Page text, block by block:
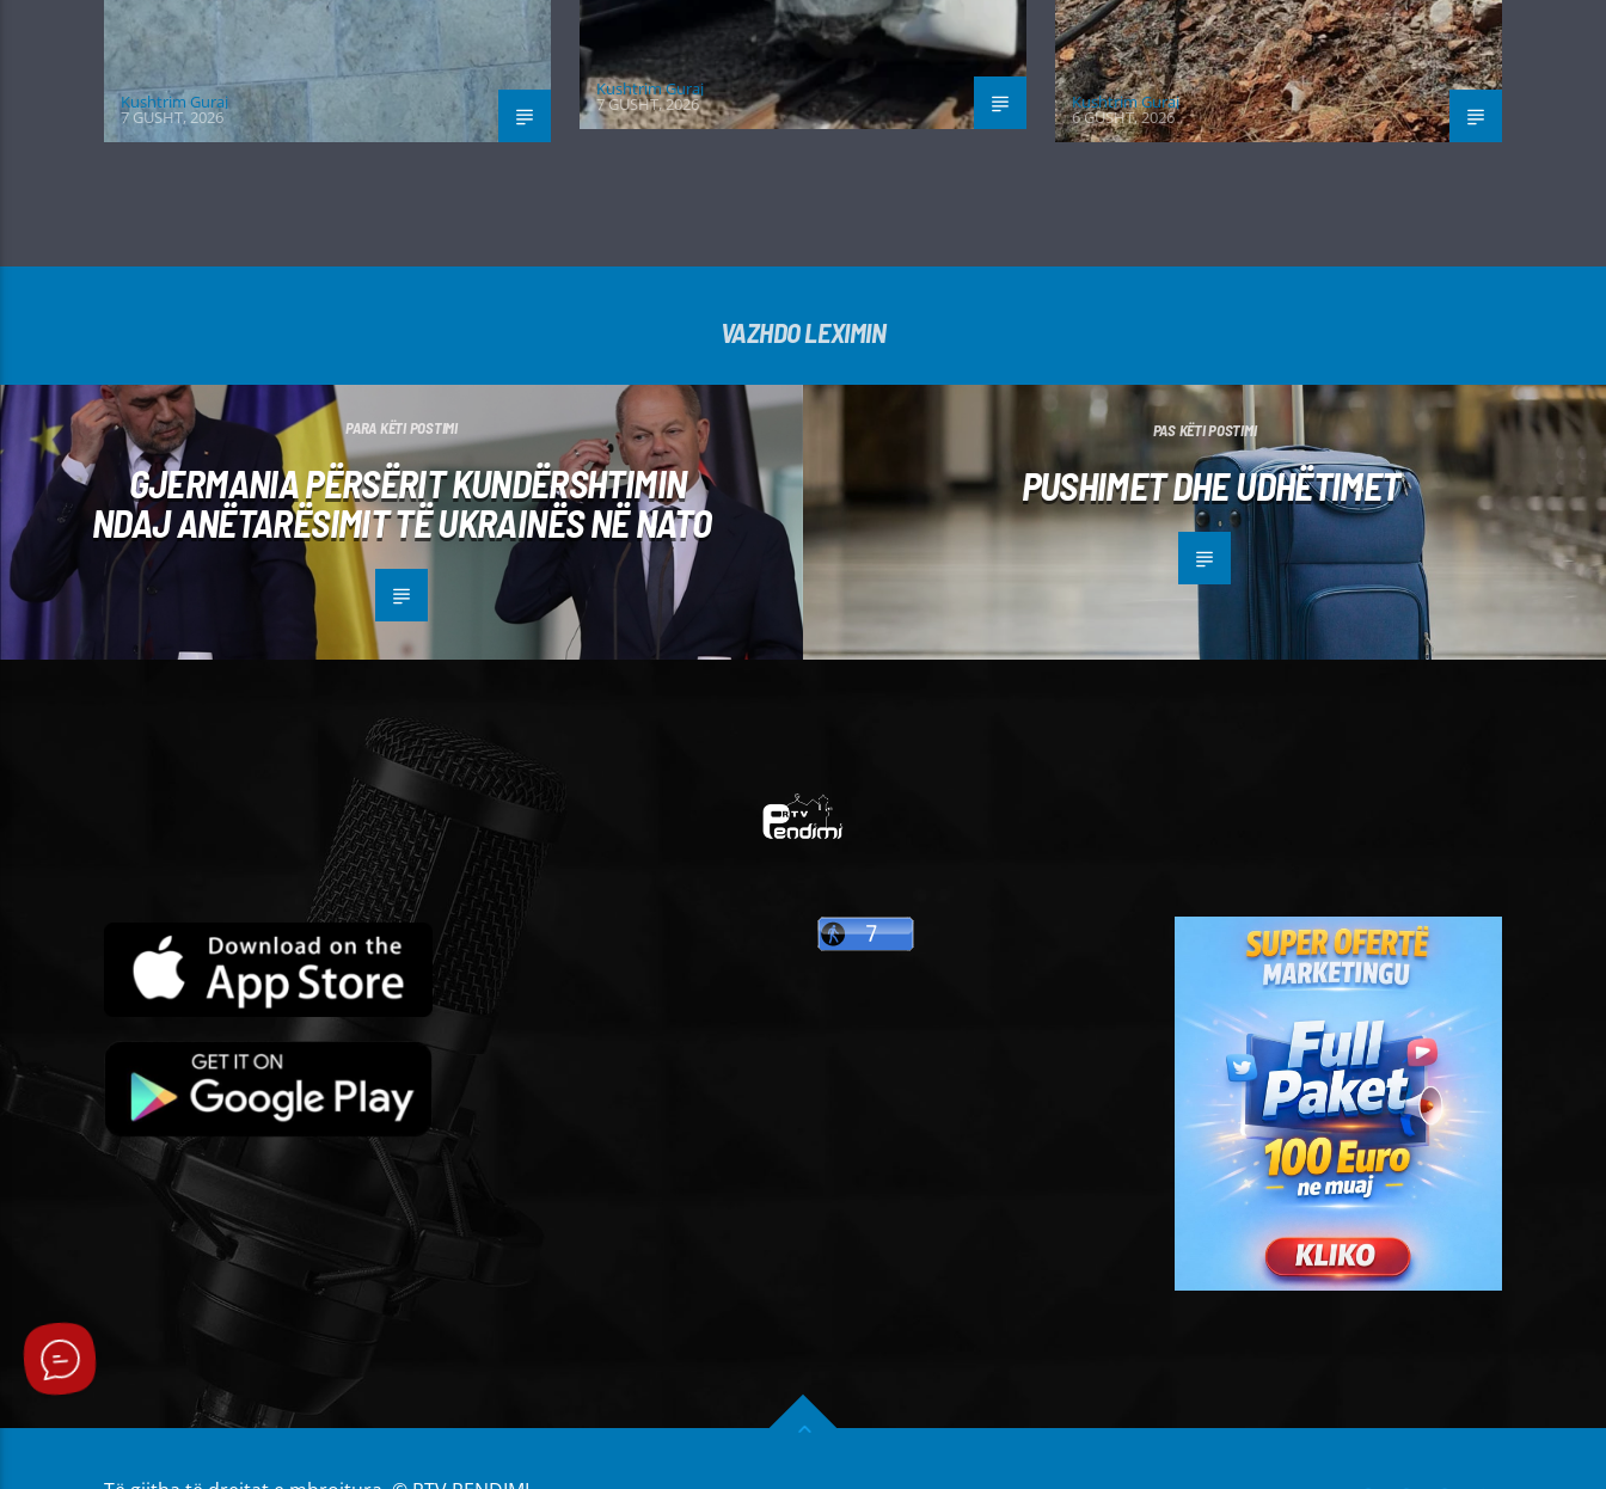
Kushtrim Guraj
7 GUSHT, 2026
Kushtrim Guraj
7 GUSHT, 2026 Kushtrim Guraj
6 GUSHT, 2026
VAZHDO LEXIMIN
PARA KËTI POSTIMI
GJERMANIA PËRSËRIT KUNDËRSHTIMIN
NDAJ ANËTARËSIMIT TË UKRAINËS NË NATO
PAS KËTI POSTIMI
PUSHIMET DHE UDHËTIMET